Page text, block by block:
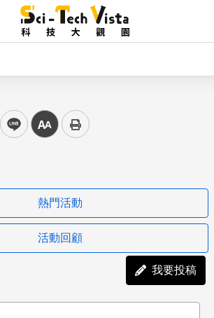
line 中
熱門活動
活動回顧
我要投稿